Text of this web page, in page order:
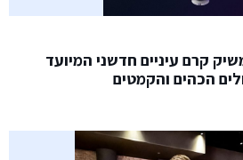
קרם עיניים חדשני המיועד
הכהים והקמטים